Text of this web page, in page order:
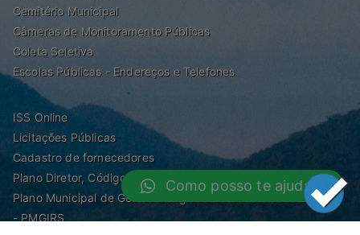
Cemitério Municipal
Câmeras de Monitoramento Públicas
Coleta Seletiva
Escolas Públicas - Endereços e Telefones
ISS Online
Licitações Públicas
Cadastro de fornecedores
Plano Diretor, Código de Obras, Zoneamento e Posturas
Plano Municipal de Gestão Integrada de de Resíduos Sólidos
- PMGIRS
Como posso te ajudar?